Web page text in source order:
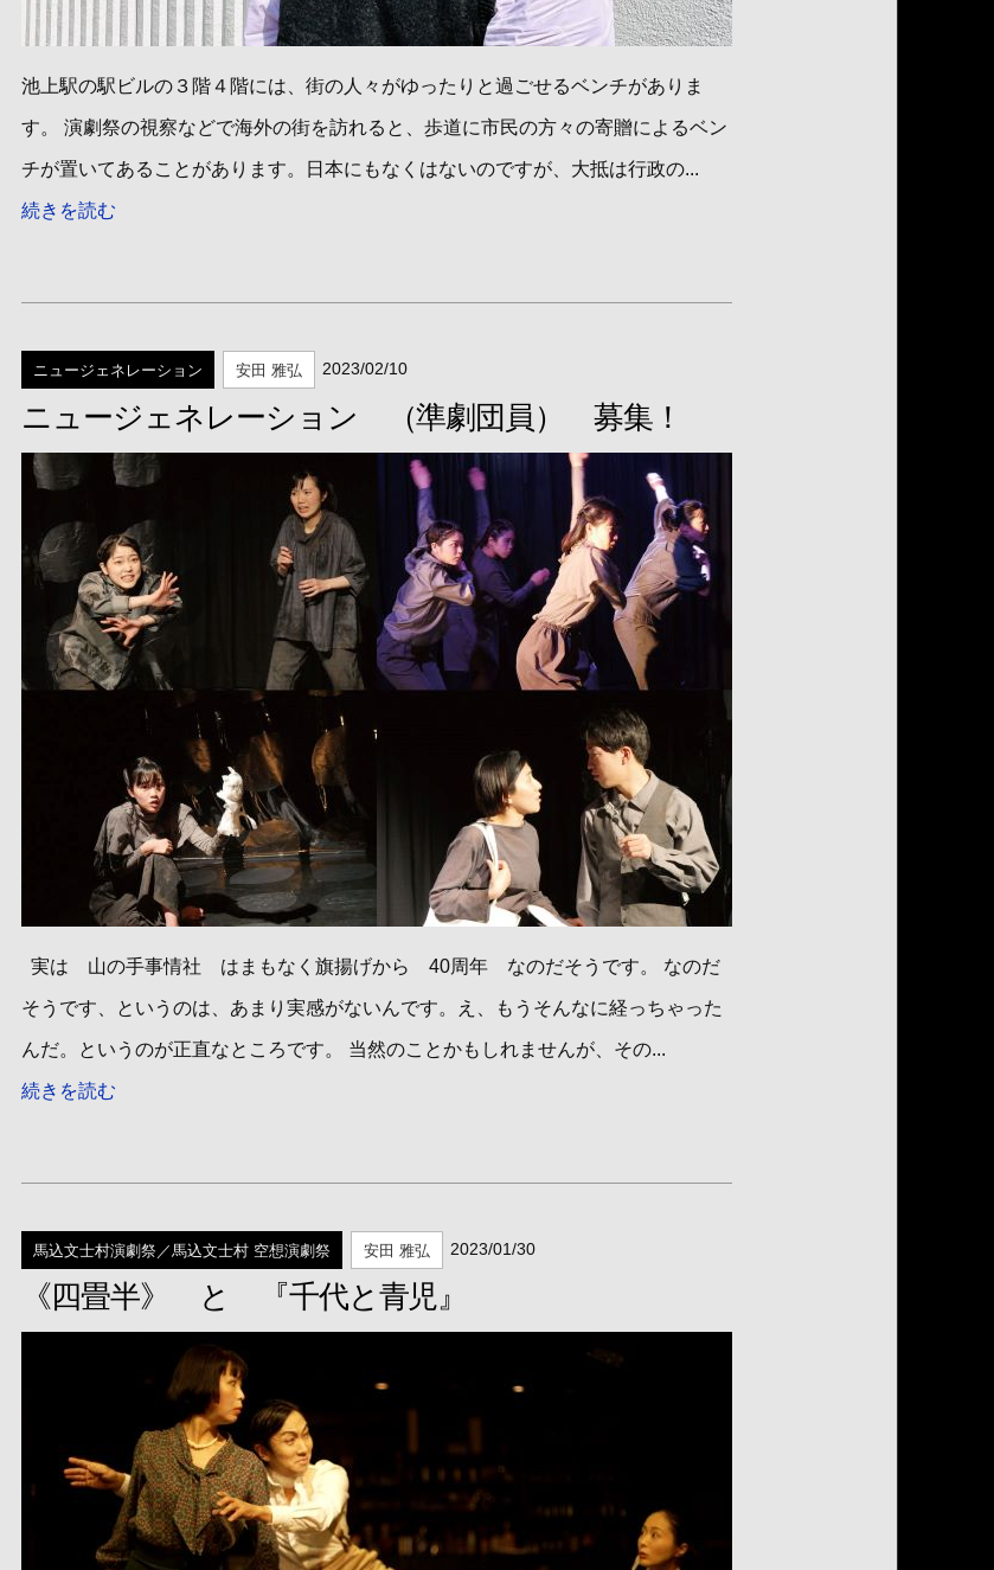
池上駅の駅ビルの３階４階には、街の人々がゆったりと過ごせるベンチがありま
す。 演劇祭の視察などで海外の街を訪れると、歩道に市民の方々の寄贈によるベン
チが置いてあることがあります。日本にもなくはないのですが、大抵は行政の...
続きを読む
ニュージェネレーション 安田 雅弘 2023/02/10
ニュージェネレーション （準劇団員） 募集！
実は 山の手事情社 はまもなく旗揚げから 40周年 なのだそうです。 なのだ
そうです、というのは、あまり実感がないんです。え、もうそんなに経っちゃった
んだ。というのが正直なところです。 当然のことかもしれませんが、その...
続きを読む
馬込文士村演劇祭／馬込文士村 空想演劇祭 安田 雅弘 2023/01/30
《四畳半》 と 『千代と青児』